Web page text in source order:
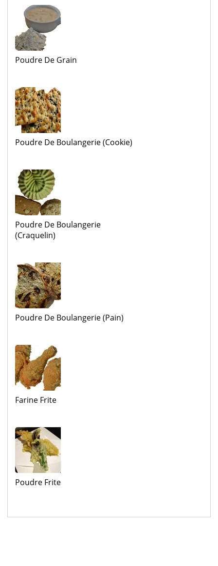
Poudre De Grain
Poudre De Boulangerie (cookie)
Poudre De Boulangerie
(craquelin)
Poudre De Boulangerie (pain)
Farine Frite
Poudre Frite